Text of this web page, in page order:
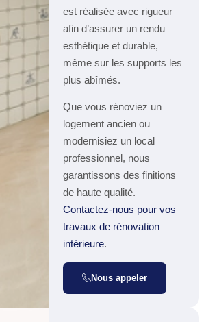
est réalisée avec rigueur
afin d’assurer un rendu
esthétique et durable,
même sur les supports les
plus abîmés.
Que vous rénoviez un
logement ancien ou
modernisiez un local
professionnel, nous
garantissons des finitions
de haute qualité.
Contactez-nous pour vos
travaux de rénovation
intérieure.
Nous appeler